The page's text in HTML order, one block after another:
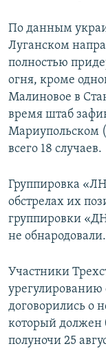
ПОБЕДИТЕЛЕЙ НЕ
УКРАИНСКАЯ
ПРИСОЕДИНЯЙТЕСЬ!
Все сайты RFE/
По данным
Луганском
полностью
огня, кроме
Малиновое в
время штаб
Мариупольском
всего 18 случаев.
Группировка
обстрелах их
группировки
не обнародовали.
Участники
урегулированию
договорились о
который должен
полуночи 25